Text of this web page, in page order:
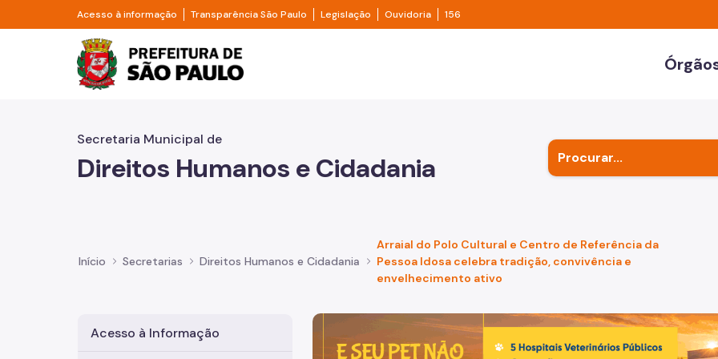
Pular para o Conteúdo principal
Acesso à informação Divisor de acesso à informação
Transparência São Paulo Divisor de transparência São Paulo
Legislação Legislação
Ouvidoria Ouvidoria
156
Prefeitura de São Paulo
Secretaria Municipal de
Direitos Humanos e Cidadania
Início Secretarias Direitos Humanos e Cidadania
Arraial do Polo Cultural e Centro de Referência da
Pessoa Idosa celebra tradição, convivência e
envelhecimento ativo
Acesso à Informação
Imagem de um cachorro caramelo e uma gata rajada, olhando para